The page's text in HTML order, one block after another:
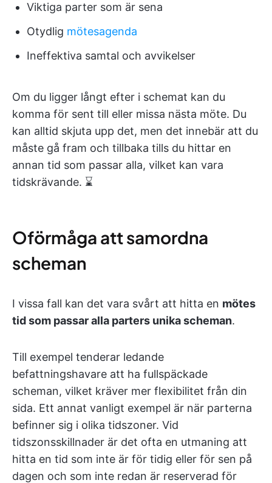
Viktiga parter som är sena
Otydlig mötesagenda
Ineffektiva samtal och avvikelser
Om du ligger långt efter i schemat kan du
komma för sent till eller missa nästa möte. Du
kan alltid skjuta upp det, men det innebär att du
måste gå fram och tillbaka tills du hittar en
annan tid som passar alla, vilket kan vara
tidskrävande. ⌛
Oförmåga att samordna
scheman
I vissa fall kan det vara svårt att hitta en mötes
tid som passar alla parters unika scheman.
Till exempel tenderar ledande
befattningshavare att ha fullspäckade
scheman, vilket kräver mer flexibilitet från din
sida. Ett annat vanligt exempel är när parterna
befinner sig i olika tidszoner. Vid
tidszonsskillnader är det ofta en utmaning att
hitta en tid som inte är för tidig eller för sen på
dagen och som inte redan är reserverad för